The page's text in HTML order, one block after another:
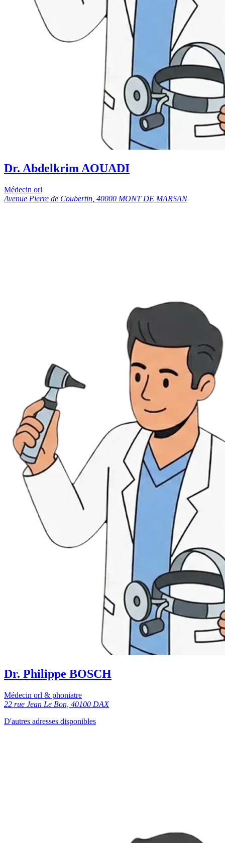
Dr. Abdelkrim AOUADI
Médecin orl
Avenue Pierre de Coubertin, 40000 MONT DE MARSAN
Dr. Philippe BOSCH
Médecin orl & phoniatre
22 rue Jean Le Bon, 40100 DAX
D'autres adresses disponibles